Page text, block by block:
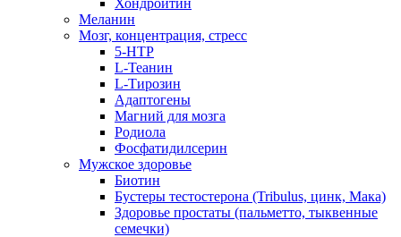
Хондроитин
Меланин
Мозг, концентрация, стресс
5-HTP
L-Теанин
L-Тирозин
Адаптогены
Магний для мозга
Родиола
Фосфатидилсерин
Мужское здоровье
Биотин
Бустеры тестостерона (Tribulus, цинк, Мака)
Здоровье простаты (пальметто, тыквенные
семечки)